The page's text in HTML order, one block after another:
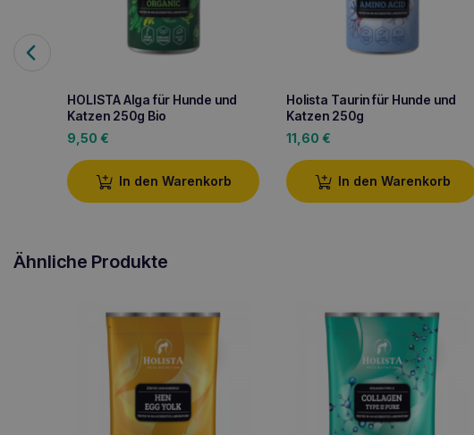
HOLISTA Alga für Hunde und
Katzen 250g Bio
9,50 €
In den Warenkorb
Holista Taurin für Hunde und
Katzen 250g
11,60 €
In den Warenkorb
Ähnliche Produkte